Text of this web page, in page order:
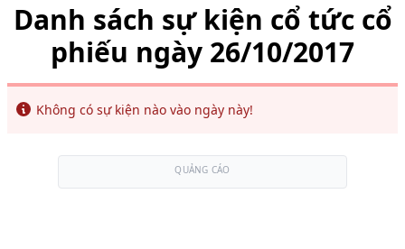
Danh sách sự kiện cổ tức cổ
phiếu ngày 26/10/2017
Info
Không có sự kiện nào vào ngày này!
QUẢNG CÁO